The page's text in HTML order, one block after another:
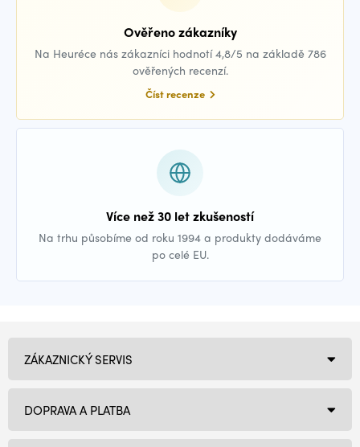
Ověřeno zákazníky
Na Heuréce nás zákazníci hodnotí 4,8/5 na základě 786
ověřených recenzí.
Číst recenze
Více než 30 let zkušeností
Na trhu působíme od roku 1994 a produkty dodáváme
po celé EU.
ZÁKAZNICKÝ SERVIS
DOPRAVA A PLATBA